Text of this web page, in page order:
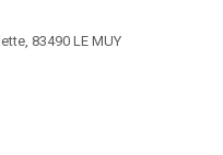
83490 LE MUY